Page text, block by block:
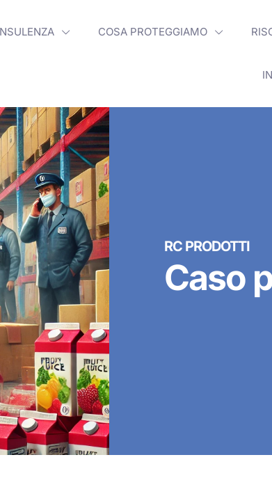
COSA PROTEGGIAMO
RC PRODOTTI
Caso